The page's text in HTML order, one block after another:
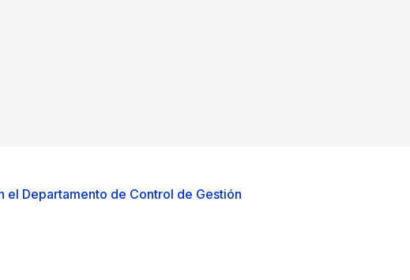
el Departamento de Control de Gestión